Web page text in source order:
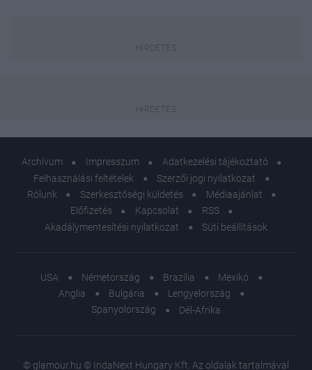
Archívum Impresszum
Adatkezelési tájékoztató
Felhasználási feltételek
Szerzői jogi nyilatkozat
Rólunk
Szerkesztőségi küldetés
Médiaajánlat
Előfizetés
Kapcsolat
RSS
Akadálymentesítési nyilatkozat
Süti beállítások
USA Németország Brazília
Mexikó
Anglia
Bulgária
Lengyelország
Spanyolország
Dél-Afrika
© glamour.hu © IndaNext Hungary Kft. Az oldalak tartalmával